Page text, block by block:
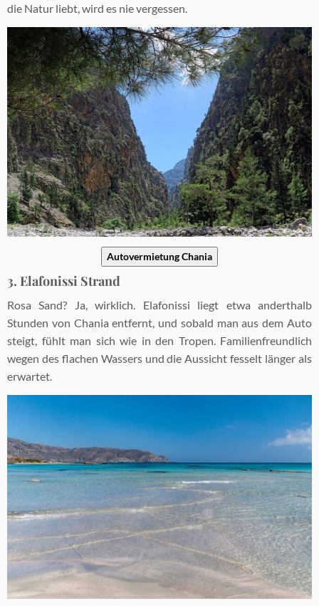
die Natur liebt, wird es nie vergessen.
Autovermietung Chania
3. Elafonissi Strand
Rosa Sand? Ja, wirklich. Elafonissi liegt etwa anderthalb
Stunden von Chania entfernt, und sobald man aus dem Auto
steigt, fühlt man sich wie in den Tropen. Familienfreundlich
wegen des flachen Wassers und die Aussicht fesselt länger als
erwartet.